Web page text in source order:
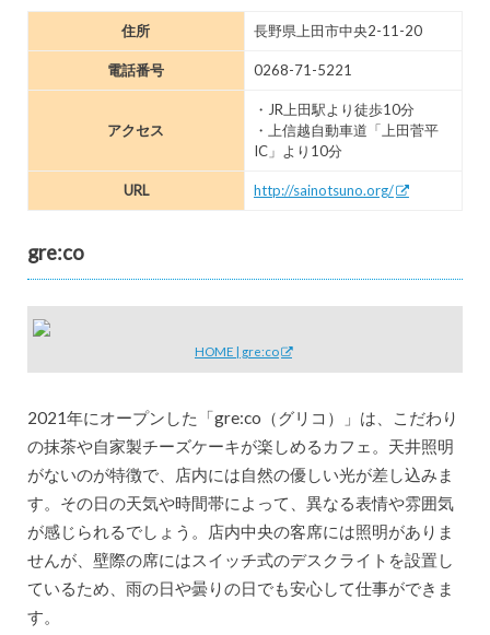
住所 長野県上田市中央2-11-20
電話番号 0268-71-5221
アクセス
・JR上田駅より徒歩10分
・上信越自動車道「上田菅平
IC」より10分
URL http://sainotsuno.org/
gre:co
HOME | gre:co
2021年にオープンした「gre:co（グリコ）」は、こだわり
の抹茶や自家製チーズケーキが楽しめるカフェ。天井照明
がないのが特徴で、店内には自然の優しい光が差し込みま
す。その日の天気や時間帯によって、異なる表情や雰囲気
が感じられるでしょう。店内中央の客席には照明がありま
せんが、壁際の席にはスイッチ式のデスクライトを設置し
ているため、雨の日や曇りの日でも安心して仕事ができま
す。